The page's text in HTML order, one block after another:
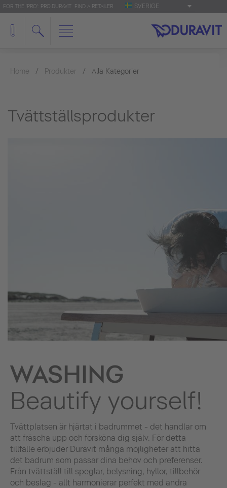
FOR THE 'PRO': PRO.DURAVIT FIND A RETAILER SVERIGE
Home Produkter Alla Kategorier
Tvättställsprodukter
WASHING
Beautify yourself!
Tvättplatsen är hjärtat i badrummet - det handlar om
att fräscha upp och försköna dig själv. För detta
tillfälle erbjuder Duravit många möjligheter att hitta
det badrum som passar dina behov och preferenser.
Från tvättställ till speglar, belysning, hyllor, tillbehör
och beslag - allt harmonierar perfekt med andra